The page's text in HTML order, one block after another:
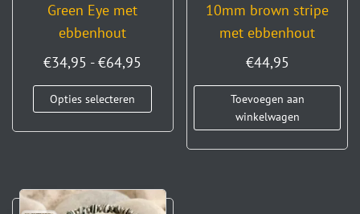
Green Eye met
ebbenhout
€34,95 - €64,95
Opties selecteren
10mm brown stripe
met ebbenhout
€44,95
Toevoegen aan
winkelwagen